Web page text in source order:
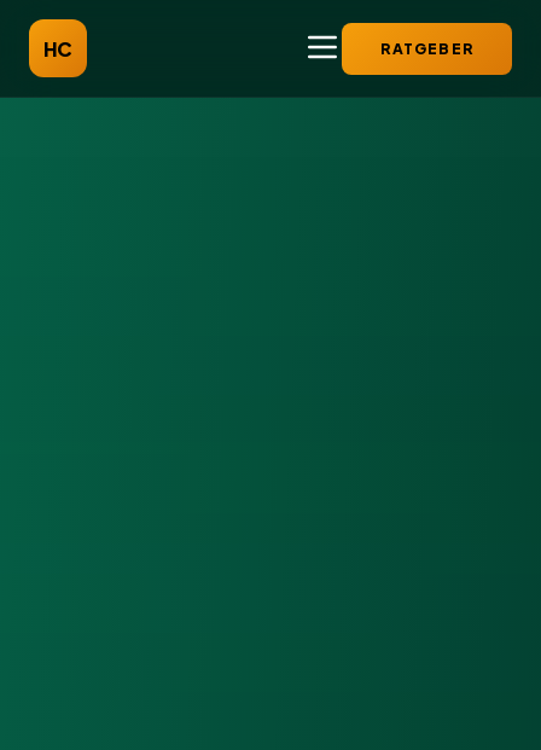
HC RATGEBER